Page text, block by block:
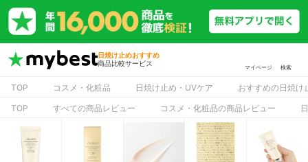
日焼け止めおすすめ
商品比較サービス
マイページ 検索
TOP コスメ・化粧品 日焼け止め・UVケア
おすすめの日焼け
TOP
すべての商品レビュー コスメ・化粧品の商品レビュー